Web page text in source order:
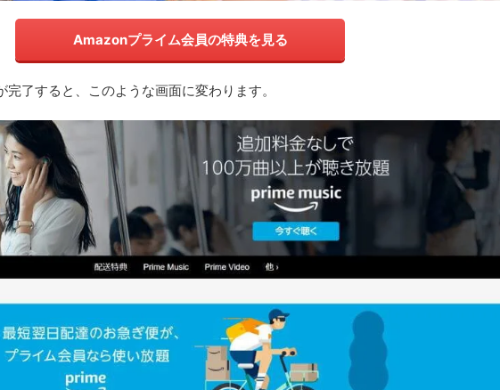
Amazonプライム会員の特典を見る
了すると、このような画面に変わります。